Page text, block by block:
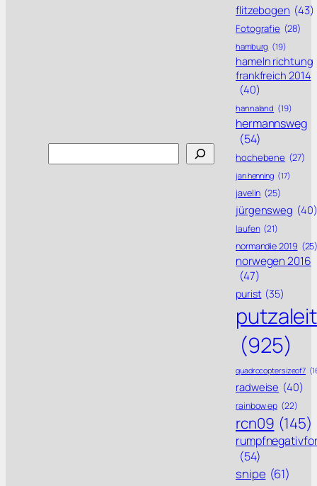
flitzebogen (43)
Fotografie (28)
hamburg (19)
hameln richtung
frankfreich 2014
(40)
hannaland (19)
hermannsweg
(54)
hochebene (27)
jan henning (17)
javelin (25)
jürgensweg (40)
laufen (21)
normandie 2019
norwegen 2016
(47)
purist (35)
putzaleit
(925)
quadrocoptersizeof7
radweise (40)
rainbow ep (22)
rcn09 (145)
(54)
snipe (61)